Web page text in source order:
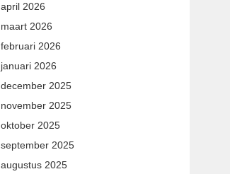
april 2026
maart 2026
februari 2026
januari 2026
december 2025
november 2025
oktober 2025
september 2025
augustus 2025